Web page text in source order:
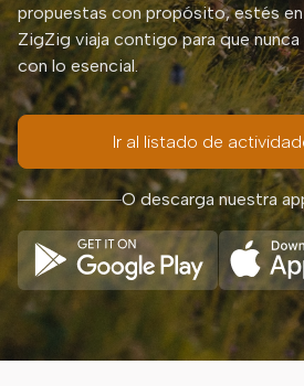
propuestas con propósito, estés en
ZigZig viaja contigo para que
con lo esencial.
Ir al listado de
O descarga nuestra